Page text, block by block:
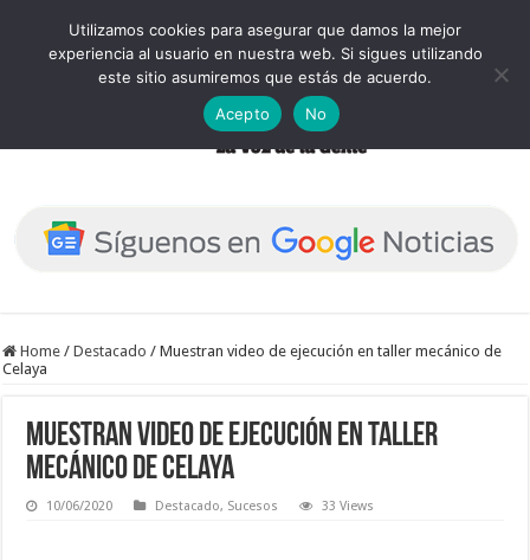
Home / Destacado / Muestran video de ejecución en taller mecánico de
Celaya
Muestran video de ejecución en taller
mecánico de Celaya
10/06/2020 Destacado, Sucesos 33 Views
Utilizamos cookies para asegurar que damos la mejor
experiencia al usuario en nuestra web. Si sigues utilizando
este sitio asumiremos que estás de acuerdo.
Acepto
No